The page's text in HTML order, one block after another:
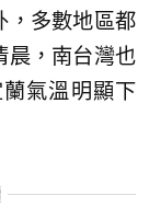
，多數地區都
晨，南台灣也
氣溫明顯下